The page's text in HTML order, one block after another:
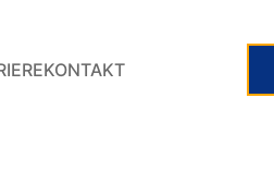
KONTAKT